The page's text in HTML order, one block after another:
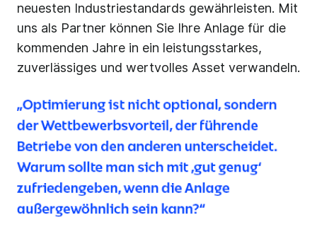
neuesten Industriestandards gewährleisten. Mit
uns als Partner können Sie Ihre Anlage für die
kommenden Jahre in ein leistungsstarkes,
zuverlässiges und wertvolles Asset verwandeln.